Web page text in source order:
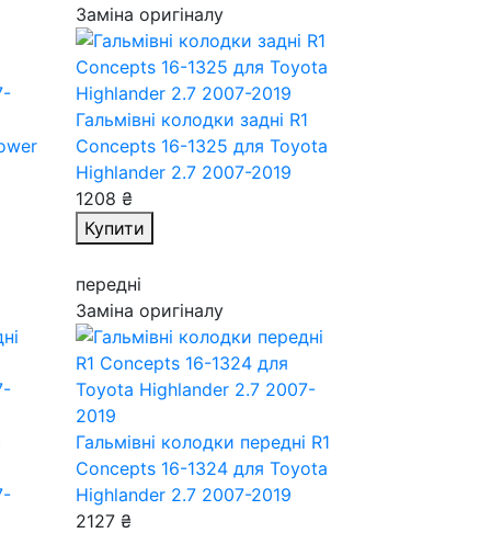
Заміна оригіналу
Гальмівні колодки задні R1
Concepts 16-1325 для Toyota
Highlander 2.7 2007-2019
1208 ₴
Купити
передні
Заміна оригіналу
Гальмівні колодки передні R1
Concepts 16-1324 для Toyota
Highlander 2.7 2007-2019
2127 ₴